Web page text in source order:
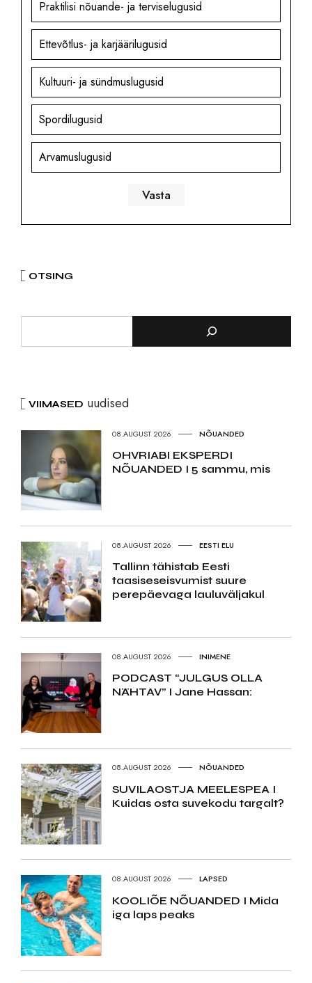
Praktilisi nõuande- ja terviselugusid
Ettevõtlus- ja karjäärilugusid
Kultuuri- ja sündmuslugusid
Spordilugusid
Arvamuslugusid
OTSING
VIIMASED uudised
08.AUGUST 2026 NÕUANDED
OHVRIABI EKSPERDI
NÕUANDED I 5 sammu, mis
08.AUGUST 2026 EESTI ELU
Tallinn tähistab Eesti
taasiseseisvumist suure
perepäevaga lauluväljakul
08.AUGUST 2026 INIMENE
PODCAST “JULGUS OLLA
NÄHTAV” I Jane Hassan:
08.AUGUST 2026 NÕUANDED
SUVILAOSTJA MEELESPEA I
Kuidas osta suvekodu targalt?
08.AUGUST 2026 LAPSED
KOOLIÕE NÕUANDED I Mida
iga laps peaks